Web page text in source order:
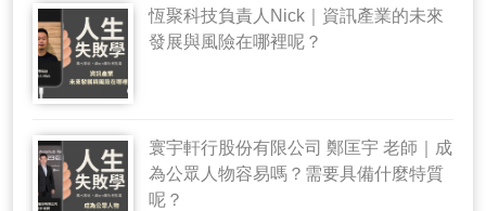
恆聚科技負責人Nick｜資訊產業的未來
發展與風險在哪裡呢？
寰宇軒行股份有限公司 鄭匡宇 老師｜成
為公眾人物容易嗎？需要具備什麼特質
呢？